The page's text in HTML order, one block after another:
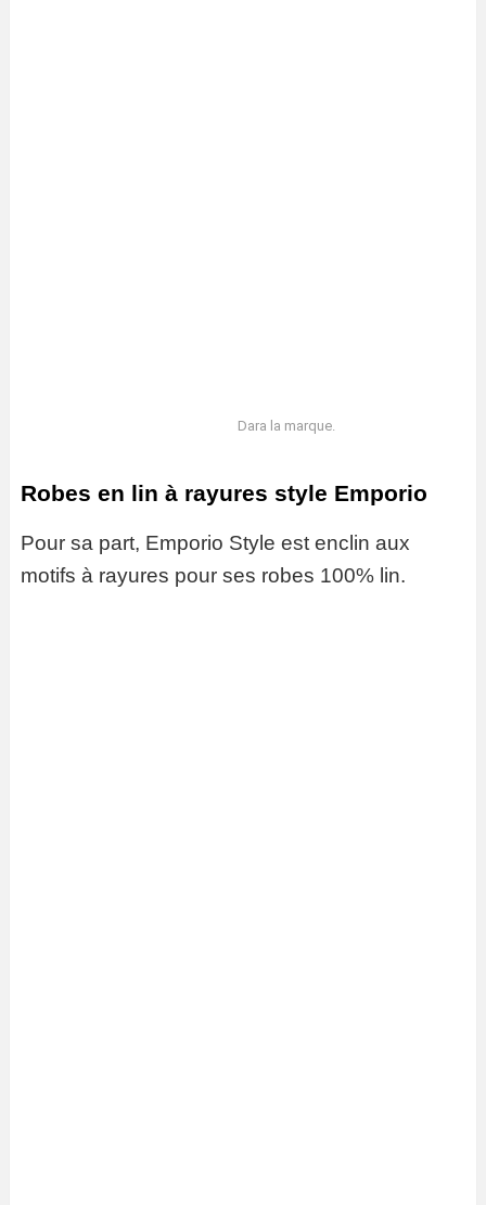
Dara la marque.
Robes en lin à rayures style Emporio
Pour sa part, Emporio Style est enclin aux
motifs à rayures pour ses robes 100% lin.